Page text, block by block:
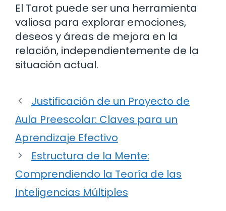
El Tarot puede ser una herramienta
valiosa para explorar emociones,
deseos y áreas de mejora en la
relación, independientemente de la
situación actual.
Justificación de un Proyecto de
Aula Preescolar: Claves para un
Aprendizaje Efectivo
Estructura de la Mente:
Comprendiendo la Teoría de las
Inteligencias Múltiples